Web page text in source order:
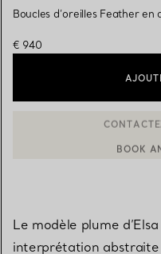
Boucles d’oreilles Feather en
€ 940
Le modèle plume
interprétation abstraite